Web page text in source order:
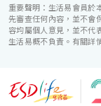
重要聲明：生活易會員於
先審查任何內容，並不會
容均屬個人意見，並不代
生活易概不負責。有關詳